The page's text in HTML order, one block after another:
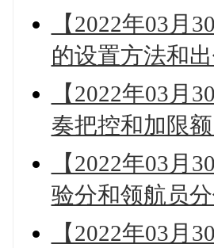
【2022年03月
的设置方法和
【2022年03月
奏把控和加限
【2022年03月
验分和领航员
【2022年03月